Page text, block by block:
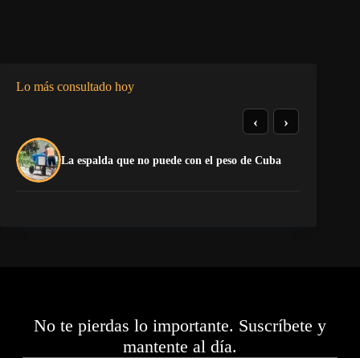
Lo más consultado hoy
La espalda que no puede con el peso de Cuba
‹ ›
No te pierdas lo importante. Suscríbete y
mantente al día.